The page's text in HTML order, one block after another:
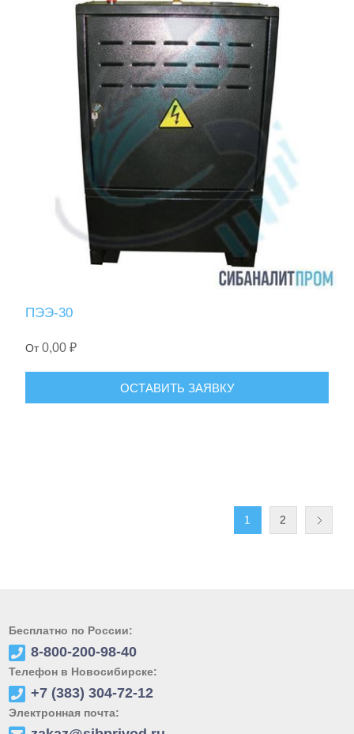
ПЭЭ-30
От0,00 ₽
ОСТАВИТЬ ЗАЯВКУ
1 2
Бесплатно по России:
8-800-200-98-40
Телефон в Новосибирске:
+7 (383) 304-72-12
Электронная почта: